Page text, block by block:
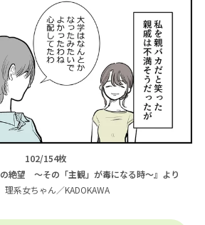
102/154枚
の絶望 ～その「主観」が毒になる時～』より
理系女ちゃん／KADOKAWA